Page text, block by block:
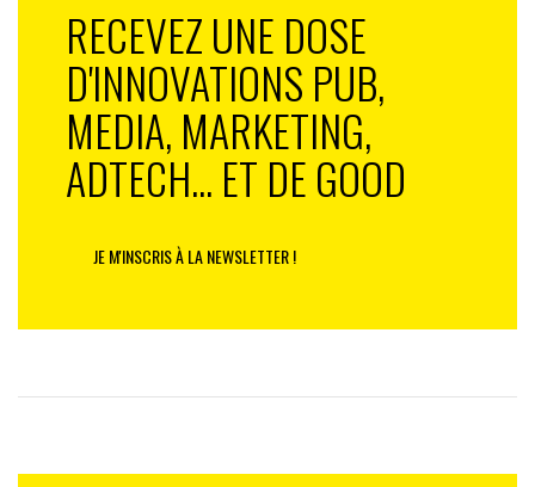
RECEVEZ UNE DOSE
D'INNOVATIONS PUB,
MEDIA, MARKETING,
ADTECH... ET DE GOOD
JE M'INSCRIS À LA NEWSLETTER !